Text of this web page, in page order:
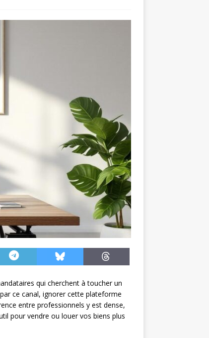
qui cherchent à toucher un
ce canal, ignorer cette plateforme
entre professionnels y est dense,
pour vendre ou louer vos biens plus